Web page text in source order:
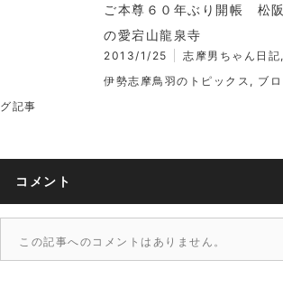
ご本尊６０年ぶり開帳 松阪
の愛宕山龍泉寺
2013/1/25 志摩男ちゃん日記,
伊勢志摩鳥羽のトピックス , ブロ
グ記事
コメント
この記事へのコメントはありません。